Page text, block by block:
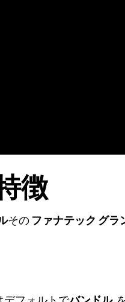
徴
その ファナテック グラ
デフォルトでバンドル.